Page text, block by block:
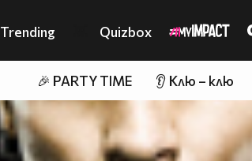
Trending Quizbox
🎉 PARTY TIME 👂 Клю – клю